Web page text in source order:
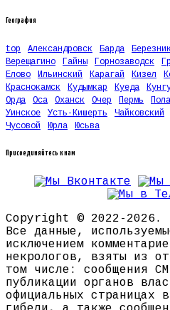
География
top Александровск Барда
Верещагино
Гайны Горнозаводск
Елово
Ильинский Карагай Кизел
Краснокамск
Кудымкар Куеда
Орда
Оса Оханск Очер Пермь
Уинское
Усть-Кишерть Чайковский
Чусовой
Юрла Юсьва
Присоединяйтесь к нам
Copyright © 2022-2026.
Все данные,
исключением
некрологов, взяты из
том числе: сообщения
публикации органов
официальных страницах